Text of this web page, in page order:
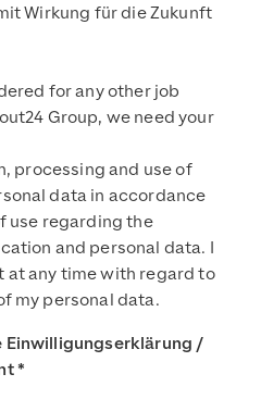
Wirkung für die Zukunft
for any other job
Group, we need your
processing and use of
data in accordance
use regarding the
and personal data. I
at any time with regard to
my personal data.
/
*